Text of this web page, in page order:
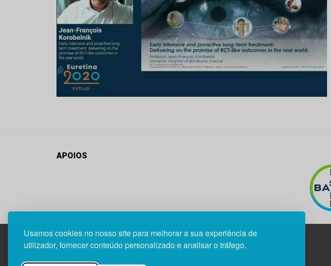
Usamos cookies no nosso site para melhorar a sua experiência de
utilizador, fornecer conteúdo personalizado e analisar o tráfego.
APOIOS